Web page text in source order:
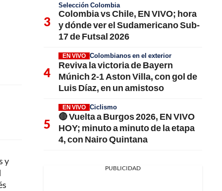
y
Selección Colombia
Colombia vs Chile, EN VIVO; hora
y dónde ver el Sudamericano Sub-
17 de Futsal 2026
EN VIVO Colombianos en el exterior
Reviva la victoria de Bayern
Múnich 2-1 Aston Villa, con gol de
Luis Díaz, en un amistoso
EN VIVO Ciclismo
🔴 Vuelta a Burgos 2026, EN VIVO
HOY; minuto a minuto de la etapa
4, con Nairo Quintana
PUBLICIDAD